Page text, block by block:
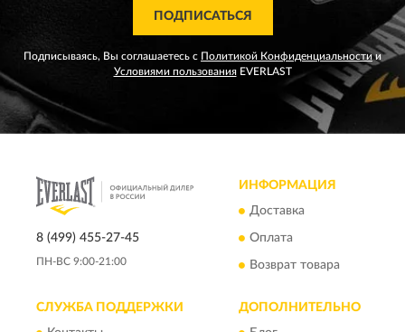
ПОДПИСАТЬСЯ
Подписываясь, Вы соглашаетесь с Политикой Конфиденциальности и
Условиями пользованияEVERLAST
8 (499) 455-27-45
ПН-ВС 9:00-21:00
ИНФОРМАЦИЯ
Доставка
Оплата
Возврат товара
СЛУЖБА ПОДДЕРЖКИ ДОПОЛНИТЕЛЬНО